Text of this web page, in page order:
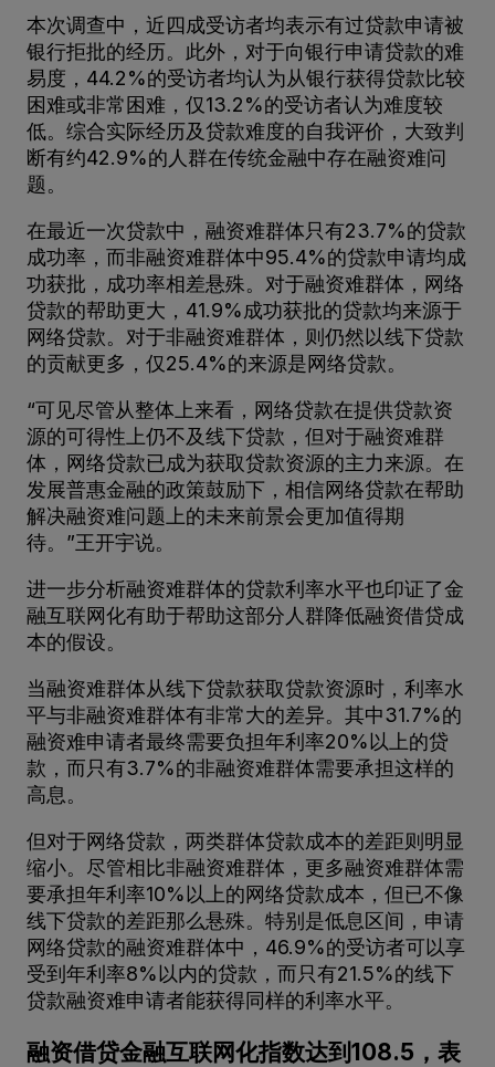
本次调查中，近四成受访者均表示有过贷款申请被
银行拒批的经历。此外，对于向银行申请贷款的难
易度，44.2%的受访者均认为从银行获得贷款比较
困难或非常困难，仅13.2%的受访者认为难度较
低。综合实际经历及贷款难度的自我评价，大致判
断有约42.9%的人群在传统金融中存在融资难问
题。
在最近一次贷款中，融资难群体只有23.7%的贷款
成功率，而非融资难群体中95.4%的贷款申请均成
功获批，成功率相差悬殊。对于融资难群体，网络
贷款的帮助更大，41.9%成功获批的贷款均来源于
网络贷款。对于非融资难群体，则仍然以线下贷款
的贡献更多，仅25.4%的来源是网络贷款。
“可见尽管从整体上来看，网络贷款在提供贷款资
源的可得性上仍不及线下贷款，但对于融资难群
体，网络贷款已成为获取贷款资源的主力来源。在
发展普惠金融的政策鼓励下，相信网络贷款在帮助
解决融资难问题上的未来前景会更加值得期
待。”王开宇说。
进一步分析融资难群体的贷款利率水平也印证了金
融互联网化有助于帮助这部分人群降低融资借贷成
本的假设。
当融资难群体从线下贷款获取贷款资源时，利率水
平与非融资难群体有非常大的差异。其中31.7%的
融资难申请者最终需要负担年利率20%以上的贷
款，而只有3.7%的非融资难群体需要承担这样的
高息。
但对于网络贷款，两类群体贷款成本的差距则明显
缩小。尽管相比非融资难群体，更多融资难群体需
要承担年利率10%以上的网络贷款成本，但已不像
线下贷款的差距那么悬殊。特别是低息区间，申请
网络贷款的融资难群体中，46.9%的受访者可以享
受到年利率8%以内的贷款，而只有21.5%的线下
贷款融资难申请者能获得同样的利率水平。
融资借贷金融互联网化指数达到108.5，表